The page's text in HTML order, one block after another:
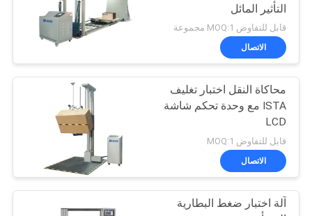
التأثير المائل
قابل للتفاوض MOQ:1 مجموعة
الاتصال
محاكاة النقل اختبار تغليف
ISTA مع وحدة تحكم شاشة
LCD
قابل للتفاوض MOQ:1
الاتصال
آلة اختبار ضغط البطارية